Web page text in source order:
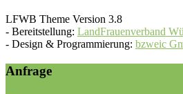
LFWB Theme Version 3.8
- Bereitstellung: LandFrauenverband
- Design & Programmierung: bzweic
Anfrage